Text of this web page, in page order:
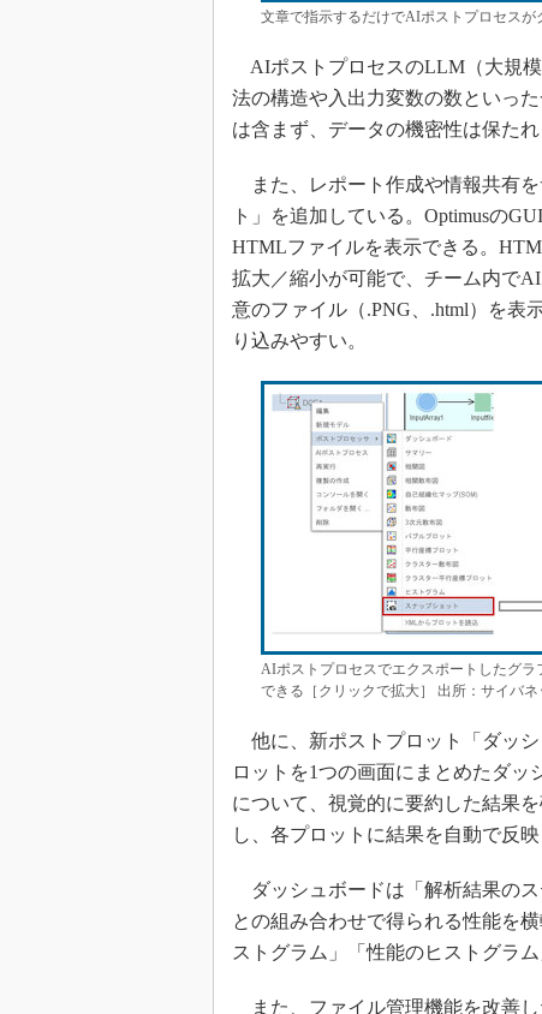
文章で指示するだけでAIポストプロセス
AIポストプロセスのLLM（大規模
法の構造や入出力変数の数といっ
は含まず、データの機密性は保たれ
また、レポート作成や情報共有
ト」を追加している。Optimusの
HTMLファイルを表示できる。
拡大／縮小が可能で、チーム内で
意のファイル（.PNG、.html）を表
り込みやすい。
AIポストプロセスでエクスポートしたグラ
できる［クリックで拡大］ 出所：サイバネ
他に、新ポストプロット「ダッ
ロットを1つの画面にまとめたダ
について、視覚的に要約した結果
し、各プロットに結果を自動で反
ダッシュボードは「解析結果の
との組み合わせで得られる性能を
ストグラム」「性能のヒストグラ
また、ファイル管理機能を改善